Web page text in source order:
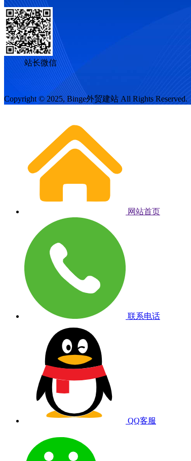
站长微信
Copyright © 2025, Binge外贸建站 All Rights Reserved.
网站首页
联系电话
QQ客服